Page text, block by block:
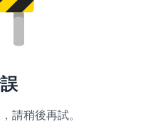
請稍後再試。